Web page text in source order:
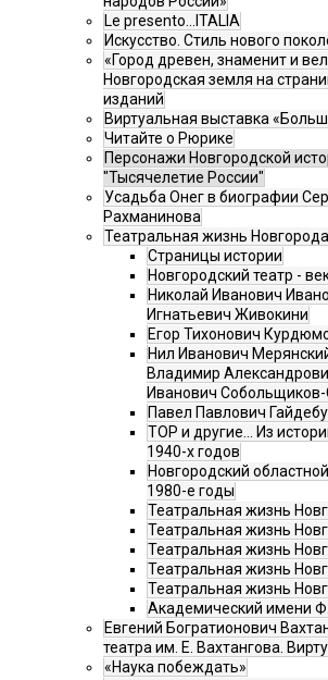
Le presento...ITALIA
Искусство. Стиль нового
«Город древен, знаменит и
Новгородская земля на
изданий
Виртуальная выставка
Читайте о Рюрике
Персонажи Новгородской
"Тысячелетие России"
Усадьба Онег в биографии
Рахманинова
Театральная жизнь Новгорода
Страницы истории
Новгородский театр -
Николай Иванович
Игнатьевич Живокини
Егор Тихонович
Нил Иванович
Владимир
Иванович
Павел Павлович
ТОР и другие… Из
1940-х годов
Новгородский
1980-е годы
Театральная жизнь
Театральная жизнь
Театральная жизнь
Театральная жизнь
Театральная жизнь
Академический имени
Евгений Богратионович
театра им. Е. Вахтангова.
«Наука побеждать»